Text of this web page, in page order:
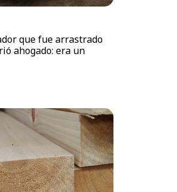
que fue arrastrado
ahogado: era un